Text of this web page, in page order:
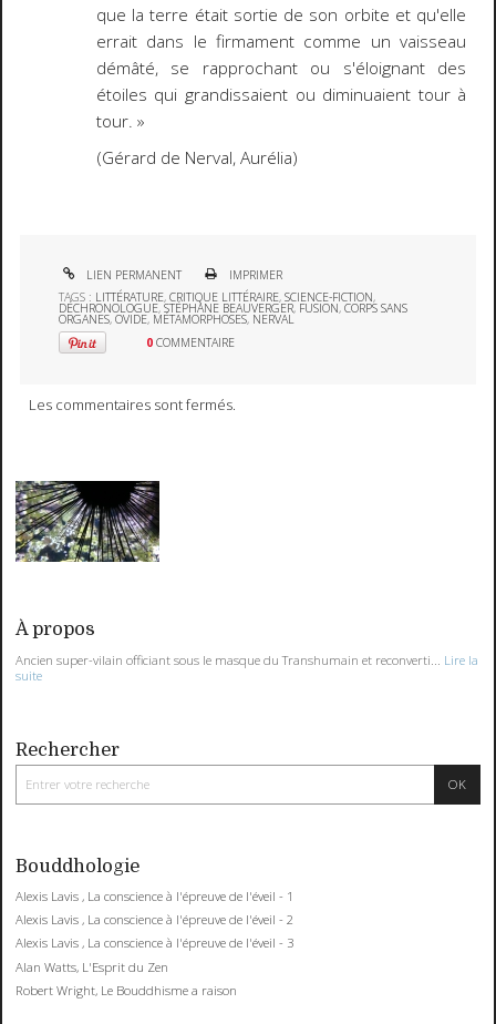
que la terre était sortie de son orbite et qu'elle
errait dans le firmament comme un vaisseau
démâté, se rapprochant ou s'éloignant des
étoiles qui grandissaient ou diminuaient tour à
tour. »
(Gérard de Nerval,Aurélia)
LIEN PERMANENT
IMPRIMER
TAGS : LITTÉRATURE,CRITIQUE LITTÉRAIRE,SCIENCE-FICTION,
DÉCHRONOLOGUE,STÉPHANE BEAUVERGER, FUSION,CORPS SANS
ORGANES,OVIDE, MÉTAMORPHOSES, NERVAL
0 COMMENTAIRE
Les commentaires sont fermés.
À propos
Ancien super-vilain officiant sous le masque du Transhumain et reconverti...
Lire la
suite
Rechercher
Bouddhologie
Alexis Lavis , La conscience à l'épreuve de l'éveil - 1
Alexis Lavis , La conscience à l'épreuve de l'éveil - 2
Alexis Lavis , La conscience à l'épreuve de l'éveil - 3
Alan Watts, L'Esprit du Zen
Robert Wright, Le Bouddhisme a raison